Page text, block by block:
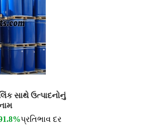
સાથે ઉત્પાદનોનું
પ્રતિભાવ દર